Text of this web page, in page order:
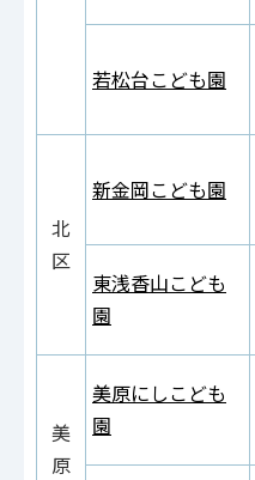
若松台こども園
北
区
新金岡こども園
東浅香山こども
園
美
原
美原にしこども
園